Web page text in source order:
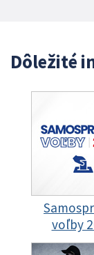
Dôležité
voľby